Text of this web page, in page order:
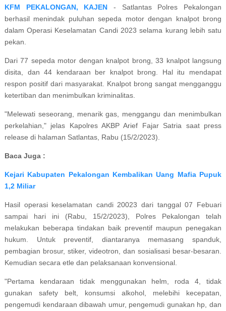
KFM PEKALONGAN, KAJEN - Satlantas Polres Pekalongan
berhasil menindak puluhan sepeda motor dengan knalpot brong
dalam Operasi Keselamatan Candi 2023 selama kurang lebih satu
pekan.
Dari 77 sepeda motor dengan knalpot brong, 33 knalpot langsung
disita, dan 44 kendaraan ber knalpot brong. Hal itu mendapat
respon positif dari masyarakat. Knalpot brong sangat mengganggu
ketertiban dan menimbulkan kriminalitas.
"Melewati seseorang, menarik gas, menggangu dan menimbulkan
perkelahian," jelas Kapolres AKBP Arief Fajar Satria saat press
release di halaman Satlantas, Rabu (15/2/2023).
Baca Juga :
Kejari Kabupaten Pekalongan Kembalikan Uang Mafia Pupuk
1,2 Miliar
Hasil operasi keselamatan candi 20023 dari tanggal 07 Febuari
sampai hari ini (Rabu, 15/2/2023), Polres Pekalongan telah
melakukan beberapa tindakan baik preventif maupun penegakan
hukum. Untuk preventif, diantaranya memasang spanduk,
pembagian brosur, stiker, videotron, dan sosialisasi besar-besaran.
Kemudian secara etle dan pelaksanaan konvensional.
"Pertama kendaraan tidak menggunakan helm, roda 4, tidak
gunakan safety belt, konsumsi alkohol, melebihi kecepatan,
pengemudi kendaraan dibawah umur, pengemudi gunakan hp, dan